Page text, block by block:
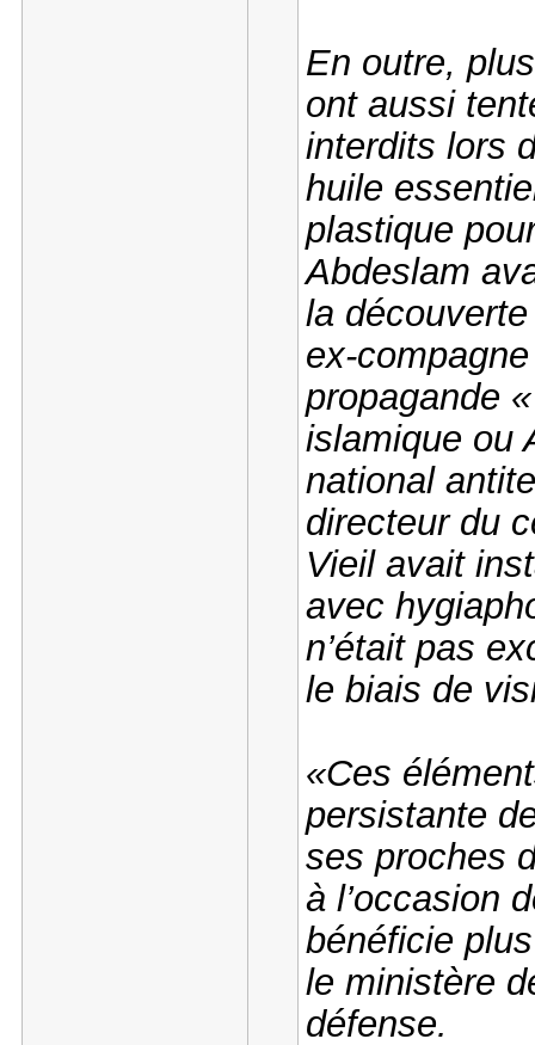
En outre,
ont aussi
interdits lors
huile
plastique
Abdeslam
la
ex-
propagande
islamique ou
national
directeur du
Vieil avait
avec
n’était pas
le biais de
«Ces
persistante
ses proches
à l’occasion
bénéficie
le ministère
défense.